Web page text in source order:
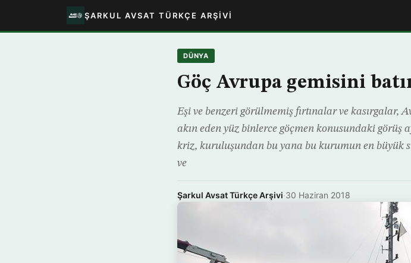
ŞARKUL AVSAT TÜRKÇE ARŞIVI
DÜNYA
Göç Avrupa gemisini
Eşi ve benzeri görülmemiş fırtınalar ve kasırgalar,
akın eden yüz binlerce göçmen konusundaki görüş
kriz, kuruluşundan bu yana bu kurumun en büyük
ve
Şarkul Avsat Türkçe Arşivi·30 Haziran 2018